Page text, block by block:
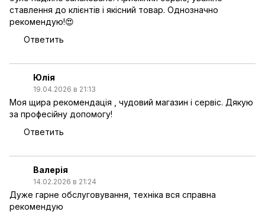
ставлення до клієнтів і якісний товар. Однозначно
рекомендую!😍
Ответить
Юлія
19.04.2026 в 21:13
Моя щира рекомендація , чудовий магазин і сервіс. Дякую
за професійну допомогу!
Ответить
Валерія
14.02.2026 в 21:24
Дуже гарне обслуговування, техніка вся справна
рекомендую